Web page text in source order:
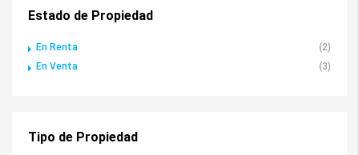
Estado de Propiedad
En Renta
(2)
En Venta
(3)
Tipo de Propiedad